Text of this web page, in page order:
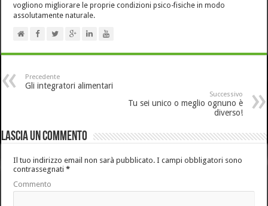
vogliono migliorare le proprie condizioni psico-fisiche in modo
assolutamente naturale.
Precedente
Gli integratori alimentari
Successivo
Tu sei unico o meglio ognuno è
diverso!
Lascia un commento
Il tuo indirizzo email non sarà pubblicato. I campi obbligatori sono
contrassegnati*
Commento